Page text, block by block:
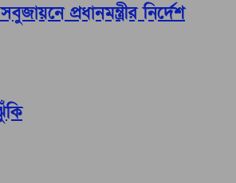
প্রধানমন্ত্রীর নির্দেশ